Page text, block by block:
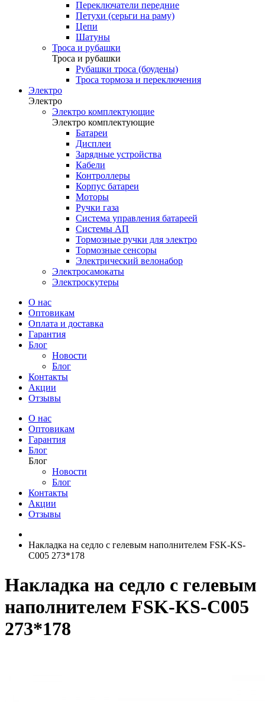
Переключатели передние
Петухи (серьги на раму)
Цепи
Шатуны
Троса и рубашки
Троса и рубашки
Рубашки троса (боудены)
Троса тормоза и переключения
Электро
Электро
Электро комплектующие
Электро комплектующие
Батареи
Дисплеи
Зарядные устройства
Кабели
Контроллеры
Корпус батареи
Моторы
Ручки газа
Система управления батареей
Системы АП
Тормозные ручки для электро
Тормозные сенсоры
Электрический велонабор
Электросамокаты
Электроскутеры
О нас
Оптовикам
Оплата и доставка
Гарантия
Блог
Новости
Блог
Контакты
Акции
Отзывы
О нас
Оптовикам
Гарантия
Блог
Блог
Новости
Блог
Контакты
Акции
Отзывы
Накладка на седло с гелевым наполнителем FSK-KS-
C005 273*178
Накладка на седло с гелевым
наполнителем FSK-KS-C005
273*178